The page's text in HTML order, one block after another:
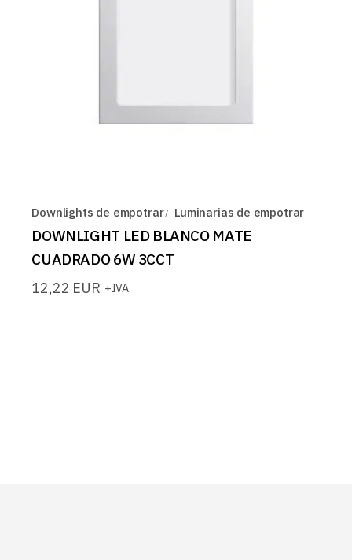
Downlights de empotrar Luminarias de empotrar
DOWNLIGHT LED BLANCO MATE
CUADRADO 6W 3CCT
12,22 EUR +IVA